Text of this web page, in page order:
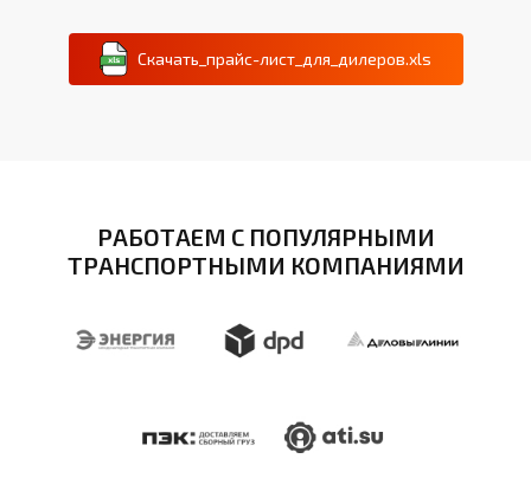
Скачать_прайс-лист_для_дилеров.xls
РАБОТАЕМ С ПОПУЛЯРНЫМИ
ТРАНСПОРТНЫМИ КОМПАНИЯМИ